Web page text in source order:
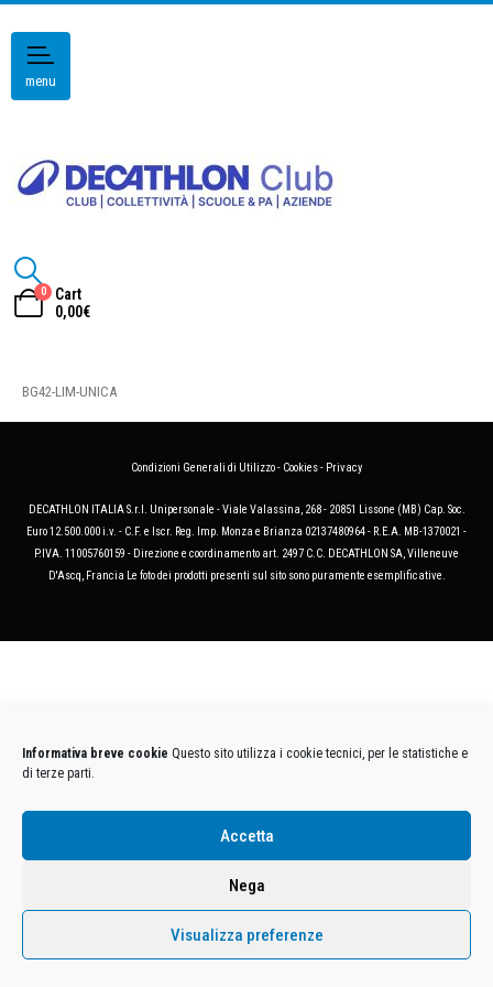
Informativa breve cookie Questo sito utilizza i cookie tecnici, per le statistiche e
di terze parti.
Accetta
Nega
Visualizza preferenze
menu
0
Cart
0,00€
BG42-LIM-UNICA
Condizioni Generali di Utilizzo- Cookies- Privacy
DECATHLON ITALIA S.r.l. Unipersonale - Viale Valassina, 268 - 20851 Lissone (MB) Cap. Soc.
Euro 12.500.000 i.v. - C.F. e Iscr. Reg. Imp. Monza e Brianza 02137480964 - R.E.A. MB-1370021 -
P.IVA. 11005760159 - Direzione e coordinamento art. 2497 C.C. DECATHLON SA, Villeneuve
D'Ascq, Francia Le foto dei prodotti presenti sul sito sono puramente esemplificative.